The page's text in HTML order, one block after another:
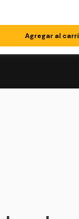
Agregar al